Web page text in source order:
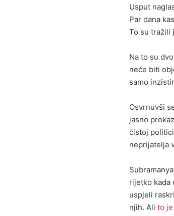
Usput
Par dana
To su tražili
Na to su
neće biti
samo
Osvrnuvši
jasno
čistoj
neprijatelja
rijetko kada
uspjeli
njih. Ali to